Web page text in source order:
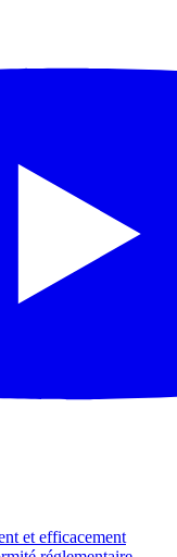
et efficacement